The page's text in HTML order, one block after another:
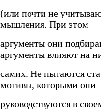
(или почти не
мышления. При этом
аргументы они
аргументы влияют на
самих. Не пытаются
мотивы, которыми они
руководствуются в